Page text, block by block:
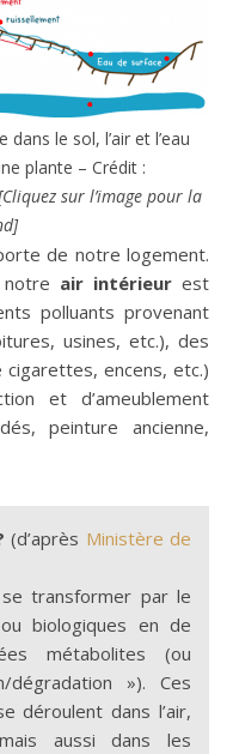
dans le sol, l’air et l’eau
plante – Crédit :
sur l’image pour la
de notre logement.
air intérieurest
polluants provenant
usines, etc.), des
encens, etc.)
et d’ameublement
peinture ancienne,
(d’après Ministère de
transformer par le
biologiques en de
métabolites (ou
»). Ces
déroulent dans l’air,
aussi dans les